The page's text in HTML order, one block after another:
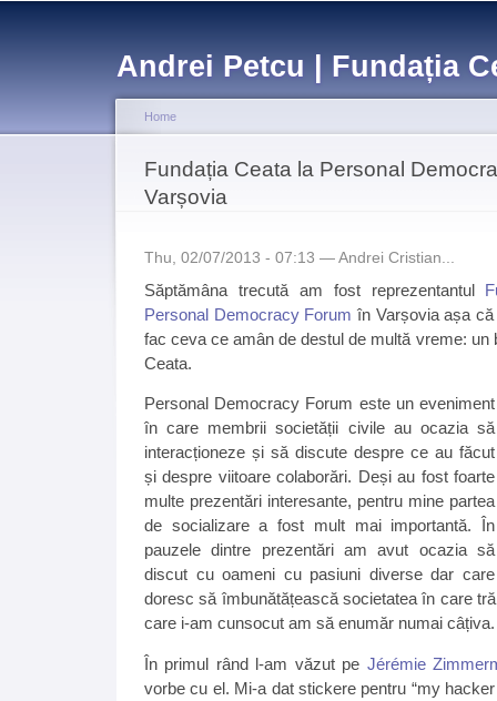
Andrei Petcu | Fundația
You are here
Home
Fundația Ceata la Personal
Varșovia
Thu, 02/07/2013 - 07:13 —Andrei Cristian...
Săptămâna trecută am fost reprezentantul
Personal Democracy Forum în Varșovia așa
fac ceva ce amân de destul de multă vreme: un
Ceata.
Personal Democracy Forum este un eveniment
în care membrii societății civile au ocazia să
interacționeze și să discute despre ce au făcut
și despre viitoare colaborări. Deși au fost foarte
multe prezentări interesante, pentru mine partea
de socializare a fost mult mai importantă. În
pauzele dintre prezentări am avut ocazia să
discut cu oameni cu pasiuni diverse dar care
doresc să îmbunătățească societatea în care
care i-am cunsocut am să enumăr numai câțiva.
În primul rând l-am văzut pe Jérémie
vorbe cu el. Mi-a dat stickere pentru “my hacker